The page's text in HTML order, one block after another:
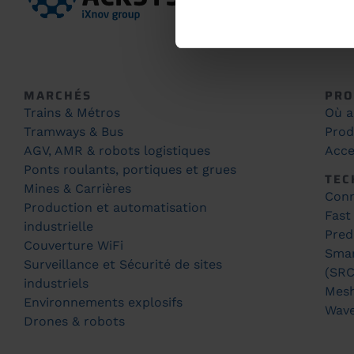
MARCHÉS
Trains & Métros
Tramways & Bus
AGV, AMR & robots logistiques
Ponts roulants, portiques et grues
Mines & Carrières
Production et automatisation
industrielle
Couverture WiFi
Surveillance et Sécurité de sites
industriels
Environnements explosifs
Drones & robots
Où